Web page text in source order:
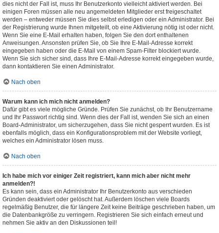
dies nicht der Fall ist, muss Ihr Benutzerkonto vielleicht aktiviert werden. Bei
einigen Foren müssen alle neu angemeldeten Mitglieder erst freigeschaltet
werden – entweder müssen Sie dies selbst erledigen oder ein Administrator. Bei
der Registrierung wurde Ihnen mitgeteilt, ob eine Aktivierung nötig ist oder nicht.
Wenn Sie eine E-Mail erhalten haben, folgen Sie den dort enthaltenen
Anweisungen. Ansonsten prüfen Sie, ob Sie Ihre E-Mail-Adresse korrekt
eingegeben haben oder die E-Mail von einem Spam-Filter blockiert wurde.
Wenn Sie sich sicher sind, dass Ihre E-Mail-Adresse korrekt eingegeben wurde,
dann kontaktieren Sie einen Administrator.
Nach oben
Warum kann ich mich nicht anmelden?
Dafür gibt es viele mögliche Gründe. Prüfen Sie zunächst, ob Ihr Benutzername
und Ihr Passwort richtig sind. Wenn dies der Fall ist, wenden Sie sich an einen
Board-Administrator, um sicherzugehen, dass Sie nicht gesperrt wurden. Es ist
ebenfalls möglich, dass ein Konfigurationsproblem mit der Website vorliegt,
welches ein Administrator lösen muss.
Nach oben
Ich habe mich vor einiger Zeit registriert, kann mich aber nicht mehr
anmelden?!
Es kann sein, dass ein Administrator Ihr Benutzerkonto aus verschieden
Gründen deaktiviert oder gelöscht hat. Außerdem löschen viele Boards
regelmäßig Benutzer, die für längere Zeit keine Beiträge geschrieben haben, um
die Datenbankgröße zu verringern. Registrieren Sie sich einfach erneut und
nehmen Sie aktiv an den Diskussionen teil!